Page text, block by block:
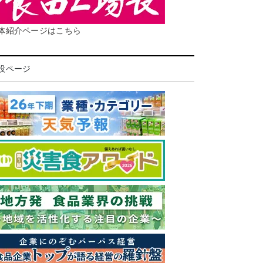
紹介ページはこちら
ページ